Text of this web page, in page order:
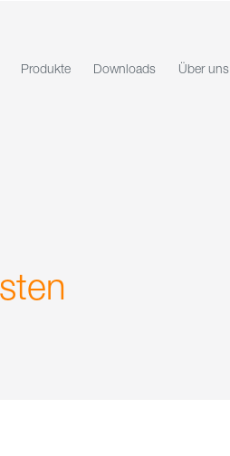
Produkte Downloads Über uns